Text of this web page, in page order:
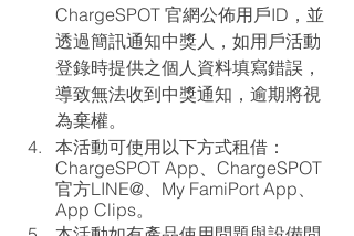
ChargeSPOT 官網公佈用戶ID，並
透過簡訊通知中獎人，如用戶活動
登錄時提供之個人資料填寫錯誤，
導致無法收到中獎通知，逾期將視
為棄權。
本活動可使用以下方式租借：
ChargeSPOT App、ChargeSPOT
官方LINE@、My FamiPort App、
App Clips。